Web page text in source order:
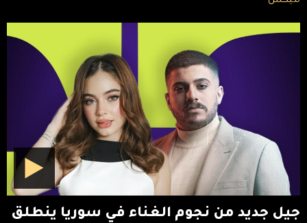
جيل جديد من نجوم الغناء في سوريا ينطلق